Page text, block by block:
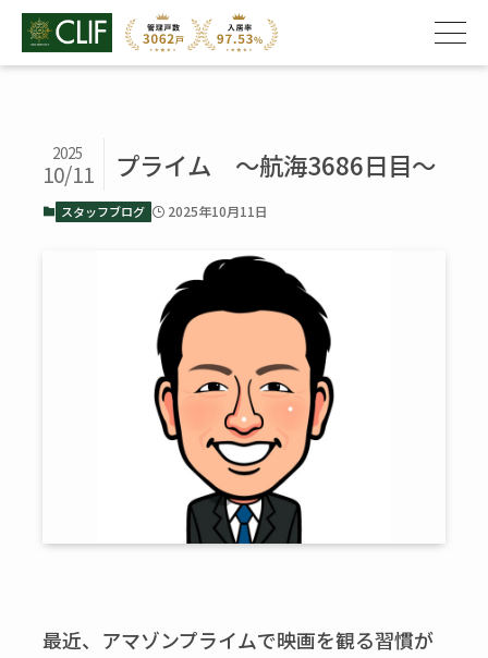
プライム ～航海3686日目～
2025
10/11
スタッフブログ 2025年10月11日
最近、アマゾンプライムで映画を観る習慣が